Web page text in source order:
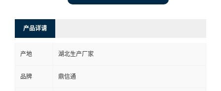
产品详请
产地 湖北生产厂家
品牌 鼎信通